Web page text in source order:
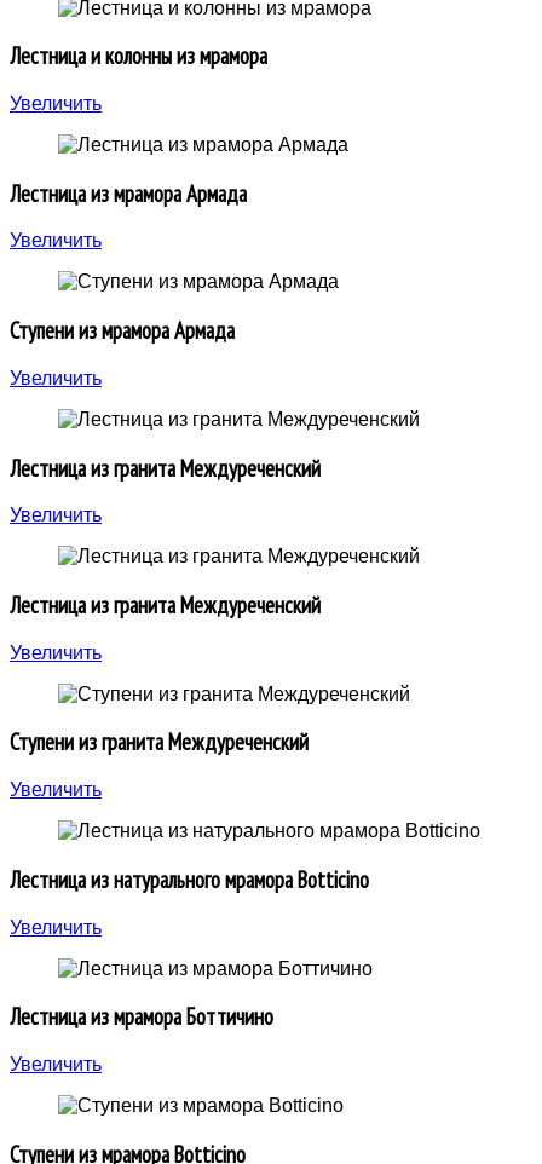
Лестница и колонны из мрамора
Увеличить
Лестница из мрамора Армада
Увеличить
Ступени из мрамора Армада
Увеличить
Лестница из гранита Междуреченский
Увеличить
Лестница из гранита Междуреченский
Увеличить
Ступени из гранита Междуреченский
Увеличить
Лестница из натурального мрамора Botticino
Увеличить
Лестница из мрамора Боттичино
Увеличить
Ступени из мрамора Botticino